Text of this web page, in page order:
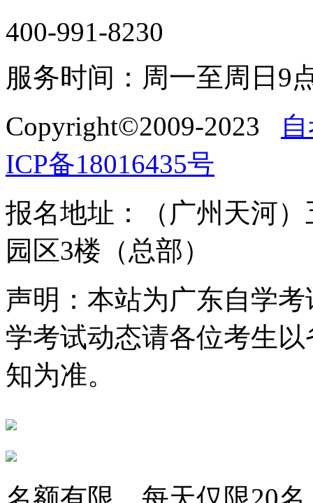
400-991-8230
服务时间：周一至周日9
Copyright©2009-2023
ICP备18016435号
报名地址：（广州天河
园区3楼（总部）
声明：本站为广东自学
学考试动态请各位考生
知为准。